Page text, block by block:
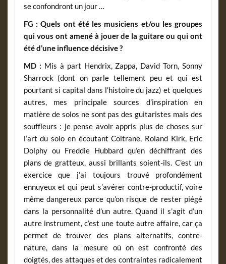
se confondront un jour …
FG : Quels ont été les musiciens et/ou les groupes
qui vous ont amené à jouer de la guitare ou qui ont
été d’une influence décisive ?
MD : Mis à part Hendrix, Zappa, David Torn, Sonny
Sharrock (dont on parle tellement peu et qui est
pourtant si capital dans l’histoire du jazz) et quelques
autres, mes principale sources d’inspiration en
matière de solos ne sont pas des guitaristes mais des
souffleurs : je pense avoir appris plus de choses sur
l’art du solo en écoutant Coltrane, Roland Kirk, Eric
Dolphy ou Freddie Hubbard qu’en déchiffrant des
plans de gratteux, aussi brillants soient-ils. C’est un
exercice que j’ai toujours trouvé profondément
ennuyeux et qui peut s’avérer contre-productif, voire
même dangereux parce qu’on risque de rester piégé
dans la personnalité d’un autre. Quand il s’agit d’un
autre instrument, c’est une toute autre affaire, car ça
permet de trouver des plans alternatifs, contre-
nature, dans la mesure où on est confronté des
doigtés, des attaques et des contraintes radicalement